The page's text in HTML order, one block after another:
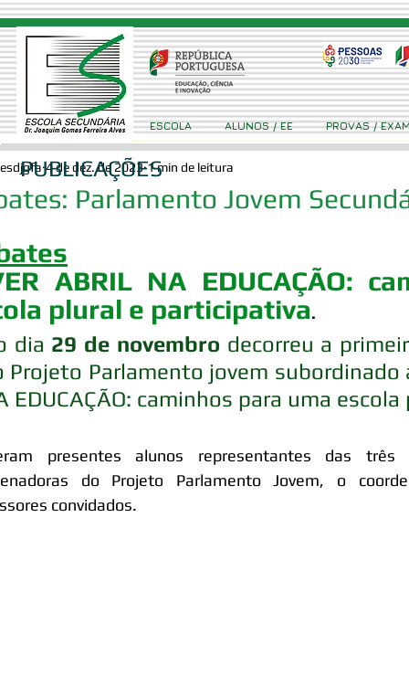
Parlamento Jovem
esdjgfa 4 de dez. de 2023 1 min de leitura
ABRIL NA EDUCAÇÃO:
plural e participativa.
dia 29 de novembro decorreu a
Projeto Parlamento jovem subordinado
EDUCAÇÃO: caminhos para uma
presentes alunos representantes das
do Projeto Parlamento Jovem, o
convidados.
PUBLICAÇÕES
ESCOLA ALUNOS / EE PROVAS /